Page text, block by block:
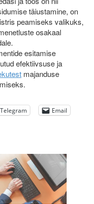
täiustamine, on
peamiseks valikuks,
osakaal
esitamise
efektiivsuse ja
majanduse
Telegram Email